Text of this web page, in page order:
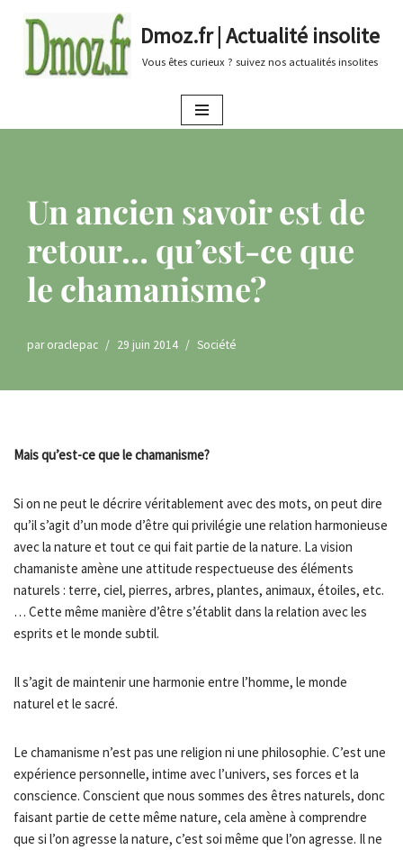
au
Dmoz.fr | Actualité insolite
Vous êtes curieux ? suivez nos actualités insolites
Un ancien savoir est de
retour… qu’est-ce que
le chamanisme?
paroraclepac 29 juin 2014 Société
Mais qu’est-ce que le chamanisme?
Si on ne peut le décrire véritablement avec des mots, on peut dire
qu’il s’agit d’un mode d’être qui privilégie une relation harmonieuse
avec la nature et tout ce qui fait partie de la nature. La vision
chamaniste amène une attitude respectueuse des éléments
naturels : terre, ciel, pierres, arbres, plantes, animaux, étoiles, etc.
… Cette même manière d’être s’établit dans la relation avec les
esprits et le monde subtil.
Il s’agit de maintenir une harmonie entre l’homme, le monde
naturel et le sacré.
Le chamanisme n’est pas une religion ni une philosophie. C’est une
expérience personnelle, intime avec l’univers, ses forces et la
conscience. Conscient que nous sommes des êtres naturels, donc
faisant partie de cette même nature, cela amène à comprendre
que si l’on agresse la nature, c’est soi même que l’on agresse. Il ne